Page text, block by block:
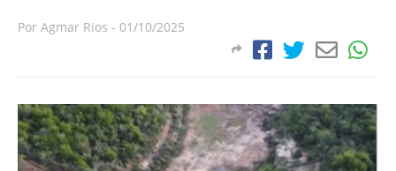
Por Agmar Rios - 01/10/2025